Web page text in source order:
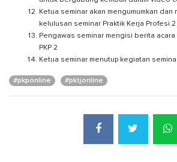
Ketua seminar akan mengumumkan dan
kelulusan seminar Praktik Kerja Profesi
Pengawas seminar mengisi berita
PKP 2
Ketua seminar menutup kegiatan
#pkponline #pktjonline